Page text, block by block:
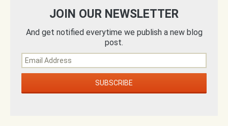
JOIN OUR NEWSLETTER
And get notified everytime we publish a new blog
post.